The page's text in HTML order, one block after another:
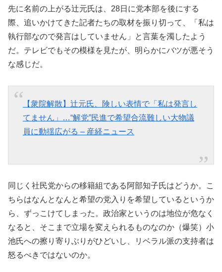
先に名前の上がる辻元氏は、28日に党本部を後にする
際、追いかけてきた記者たちの取材を振り切って、「私は
執行部なので発言はしていません」と言葉を濁したよう
だ。テレビでもその模様を見たが、明らかにバツが悪そう
な感じだ。
【衆院解散】辻元氏、険しい表情で「私は発言し
てません」…“解党”民進で希望合流難しい大物議
員に動揺広がる – 産経ニュース
同じく社民党からの移籍組である阿部知子氏はどうか。こ
ちらはなんとなんと希望の党入りを希望しているというか
ら、ずっこけてしまった。政治家というのは地位が危なく
なると、そこまで立場を変えられるものなのか（爆笑）小
池氏への擦り寄りぶりがひどいし、リベラル派の支持者は
怒るべきではないのか。